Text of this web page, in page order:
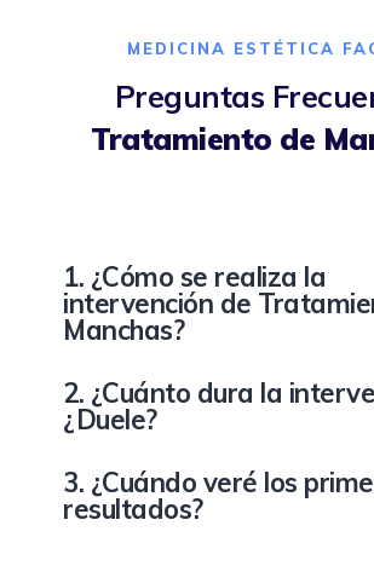
MEDICINA ESTÉTICA
Preguntas
Tratamiento de
1. ¿Cómo se realiza la
intervención de
Manchas?
2. ¿Cuánto dura la
¿Duele?
3. ¿Cuándo veré los
resultados?